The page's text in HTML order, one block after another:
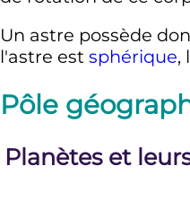
Un astre possède
l'astre est sphérique,
Pôle
Planètes et